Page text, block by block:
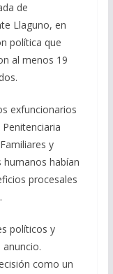
de
Llaguno, en
política que
al menos 19
exfuncionarios
y
humanos habían
procesales
políticos y
como un